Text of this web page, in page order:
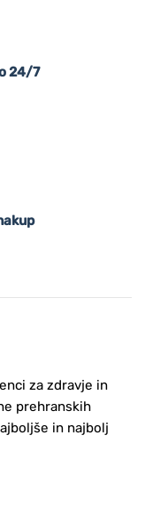
24/7
za zdravje in
prehranskih
in najbolj